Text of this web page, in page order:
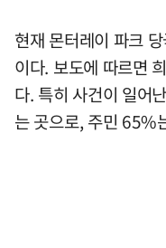
현재 몬터레이 파크
이다. 보도에 따르면
다. 특히 사건이 일어
는 곳으로, 주민 65%